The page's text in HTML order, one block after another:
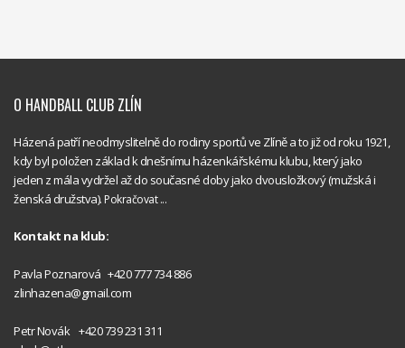
O HANDBALL CLUB ZLÍN
Házená patří neodmyslitelně do rodiny sportů ve Zlíně a to již od roku 1921,
kdy byl položen základ k dnešnímu házenkářskému klubu, který jako
jeden z mála vydržel až do současné doby jako dvousložkový (mužská i
ženská družstva). Pokračovat ...
Kontakt na klub:
Pavla Poznarová +420 777 734 886
zlinhazena@gmail.com
Petr Novák +420 739 231 311
Club Zlín
Club Zlín